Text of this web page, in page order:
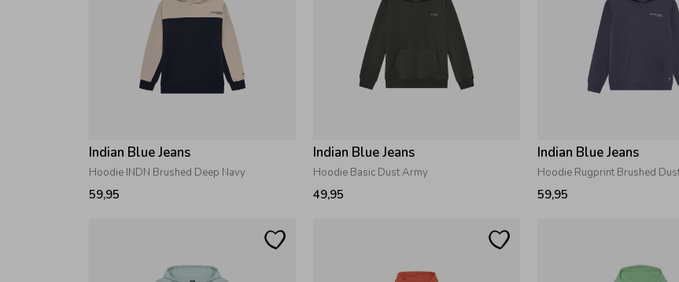
Indian Blue Jeans
Hoodie INDN Brushed Deep Navy
59,95
Indian Blue Jeans
Hoodie Basic Dust Army
49,95
Indian Blue Jeans
Hoodie Rugprint Brushed
59,95